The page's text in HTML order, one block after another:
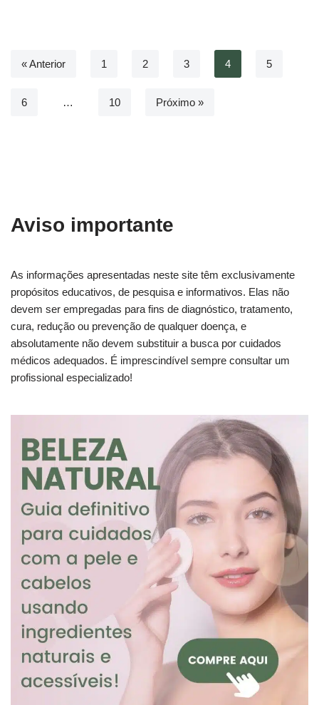
« Anterior 1 2 3 4 5
6 … 10 Próximo »
Aviso importante
As informações apresentadas neste site têm exclusivamente
propósitos educativos, de pesquisa e informativos. Elas não
devem ser empregadas para fins de diagnóstico, tratamento,
cura, redução ou prevenção de qualquer doença, e
absolutamente não devem substituir a busca por cuidados
médicos adequados. É imprescindível sempre consultar um
profissional especializado!